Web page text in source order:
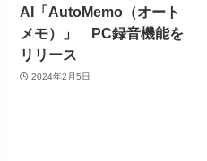
AI「AutoMemo（オート
メモ）」 PC録音機能を
リリース
2024年2月5日